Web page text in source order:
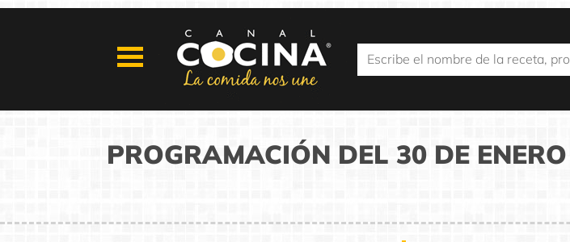
PROGRAMACIÓN DEL 30 DE ENERO